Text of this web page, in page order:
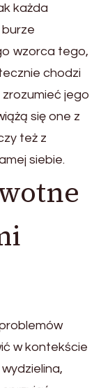
każda
wzorca tego,
chodzi
zrozumieć jego
się one z
też z
siebie.
w kontekście